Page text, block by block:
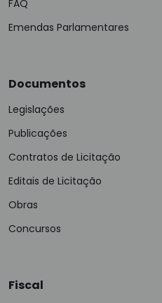
FAQ
Emendas Parlamentares
Documentos
Legislações
Publicações
Contratos de Licitação
Editais de Licitação
Obras
Concursos
Fiscal